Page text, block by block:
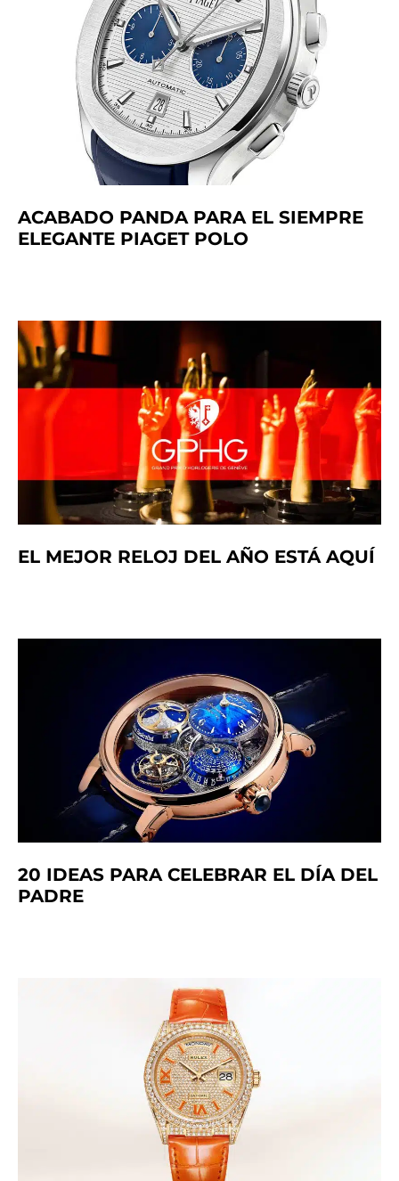
ACABADO PANDA PARA EL SIEMPRE
ELEGANTE PIAGET POLO
EL MEJOR RELOJ DEL AÑO ESTÁ AQUÍ
20 IDEAS PARA CELEBRAR EL DÍA DEL
PADRE